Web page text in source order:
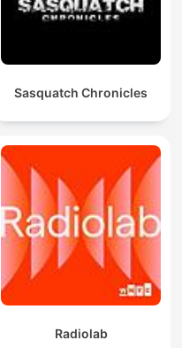
Sasquatch Chronicles
Radiolab